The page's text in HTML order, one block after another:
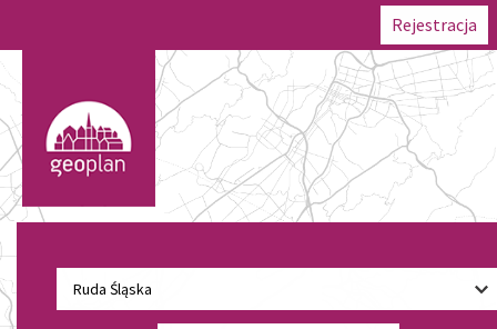
Rejestracja